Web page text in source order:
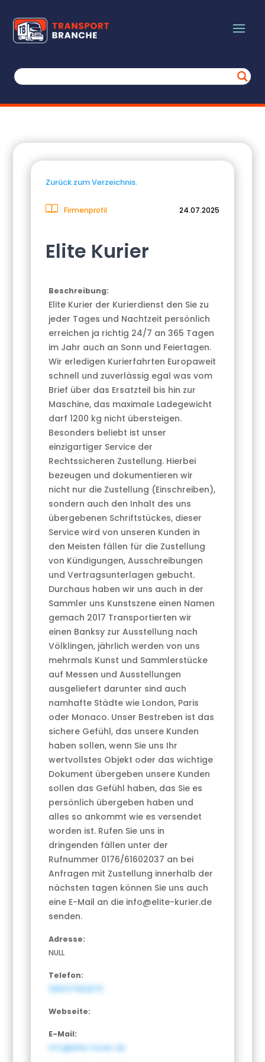
Zurück zum Verzeichnis.
Firmenprofil 24.07.2025
Elite Kurier
Beschreibung:
Elite Kurier der Kurierdienst den Sie zu
jeder Tages und Nachtzeit persönlich
erreichen ja richtig 24/7 an 365 Tagen
im Jahr auch an Sonn und Feiertagen.
Wir erledigen Kurierfahrten Europaweit
schnell und zuverlässig egal was vom
Brief über das Ersatzteil bis hin zur
Maschine, das maximale Ladegewicht
darf 1200 kg nicht übersteigen.
Besonders beliebt ist unser
einzigartiger Service der
Rechtssicheren Zustellung. Hierbei
bezeugen und dokumentieren wir
nicht nur die Zustellung (Einschreiben),
sondern auch den Inhalt des uns
übergebenen Schriftstückes, dieser
Service wird von unseren Kunden in
den Meisten fällen für die Zustellung
von Kündigungen, Ausschreibungen
und Vertragsunterlagen gebucht.
Durchaus haben wir uns auch in der
Sammler uns Kunstszene einen Namen
gemach 2017 Transportierten wir
einen Banksy zur Ausstellung nach
Völklingen, jährlich werden von uns
mehrmals Kunst und Sammlerstücke
auf Messen und Ausstellungen
ausgeliefert darunter sind auch
namhafte Städte wie London, Paris
oder Monaco. Unser Bestreben ist das
sichere Gefühl, das unsere Kunden
haben sollen, wenn Sie uns Ihr
wertvollstes Objekt oder das wichtige
Dokument übergeben unsere Kunden
sollen das Gefühl haben, das Sie es
persönlich übergeben haben und
alles so ankommt wie es versendet
worden ist. Rufen Sie uns in
dringenden fällen unter der
Rufnummer 0176/61602037 an bei
Anfragen mit Zustellung innerhalb der
nächsten tagen können Sie uns auch
eine E-Mail an die info@elite-kurier.de
senden.
Adresse:
NULL
Telefon:
089/37952879
Webseite:
E-Mail:
info@elite-kurier.de